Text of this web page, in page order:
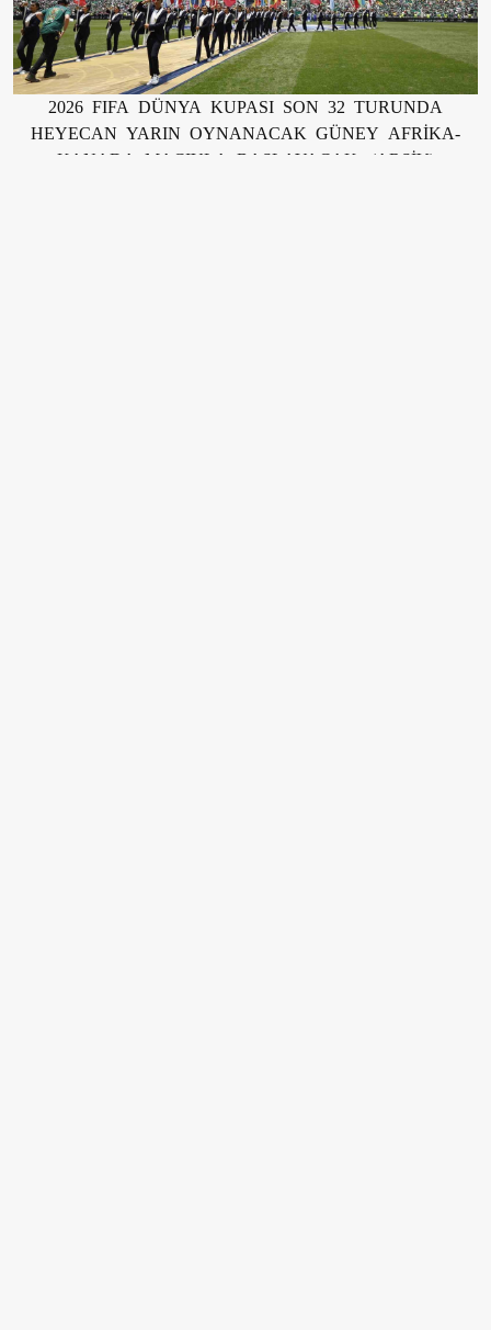
2026 FIFA DÜNYA KUPASI SON 32 TURUNDA
HEYECAN YARIN OYNANACAK GÜNEY AFRİKA-
KANADA MAÇIYLA BAŞLAYACAK. (ARŞİV)